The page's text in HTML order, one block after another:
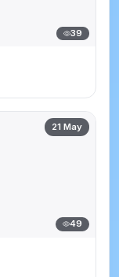
39
21 May
49